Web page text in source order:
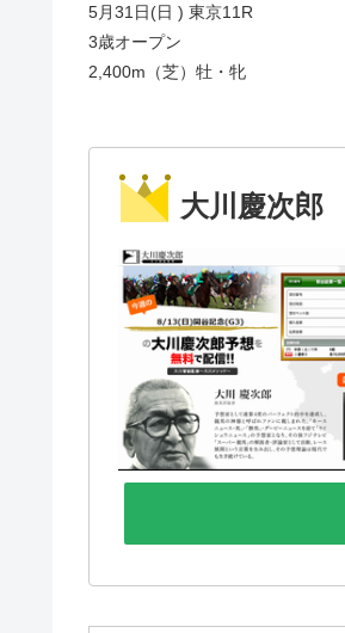
5月31日(日 ) 東京11R
3歳オープン
2,400m（芝）牡・牝
大川慶次郎